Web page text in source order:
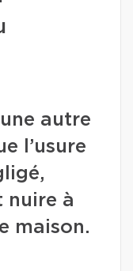
autre
l’usure
nuire à
maison.